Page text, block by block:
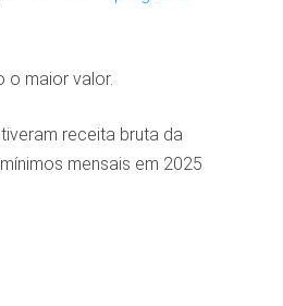
o maior valor.
receita bruta da
mensais em 2025